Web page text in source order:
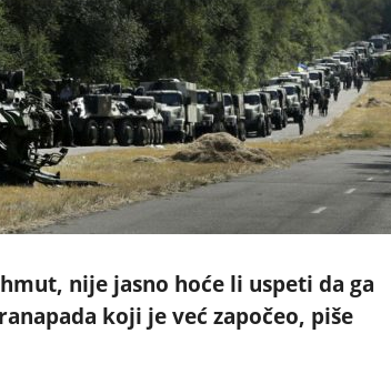
nije jasno hoće li uspeti da ga
koji je već započeo, piše